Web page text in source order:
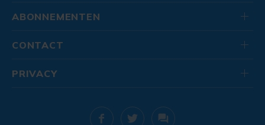
ABONNEMENTEN
CONTACT
PRIVACY